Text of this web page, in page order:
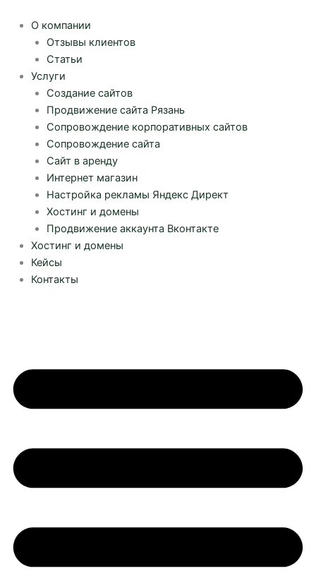
содержимому
О компании
Отзывы клиентов
Статьи
Услуги
Создание сайтов
Продвижение сайта Рязань
Сопровождение корпоративных сайтов
Сопровождение сайта
Сайт в аренду
Интернет магазин
Настройка рекламы Яндекс Директ
Хостинг и домены
Продвижение аккаунта Вконтакте
Хостинг и домены
Кейсы
Контакты